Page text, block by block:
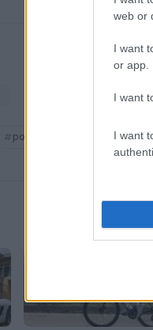
web or
I want
or app.
I want
I want
poškodovanje tuje lastnine